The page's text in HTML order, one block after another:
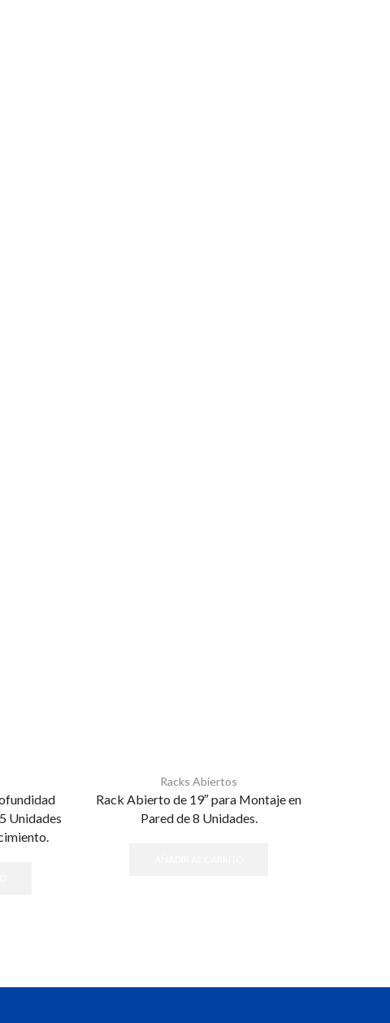
Unidades
Racks Abiertos
Rack Abierto de 19″ para Montaje en
Pared de 8 Unidades.